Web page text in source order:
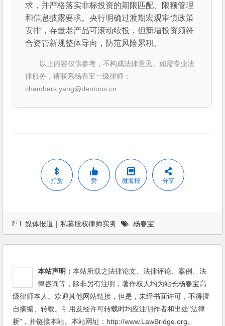
求，并严格落实非标投资的期限匹配、限额管理
和信息披露要求。央行明确过渡期宏观审慎政策
安排，存量老产品可滚动续投，但新增投资须符
合资管新规整体导向，防范风险累积。
以上内容仅供参考，不构成法律意见。如需专业法
律服务，请联系杨春宝一级律师：
chambers.yang@dentons.cn
打赏 赞 微海报 分享
媒体报道 | 私募股权律师实务 杨春宝
本站声明：本站所载之法律论文、法律评论、案例、法
律咨询等，除非另有注明，著作权人均为站长杨春宝高
级律师本人。欢迎其他网站链接，但是，未经书面许可，不得擅
自摘编、转载。引用及经许可转载时均应注明作者和出处"法律
桥"，并链接本站。本站网址：http://www.LawBridge.org。